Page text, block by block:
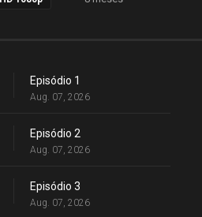
Episódio 1
Aug. 07, 2026
Episódio 2
Aug. 07, 2026
Episódio 3
Aug. 07, 2026